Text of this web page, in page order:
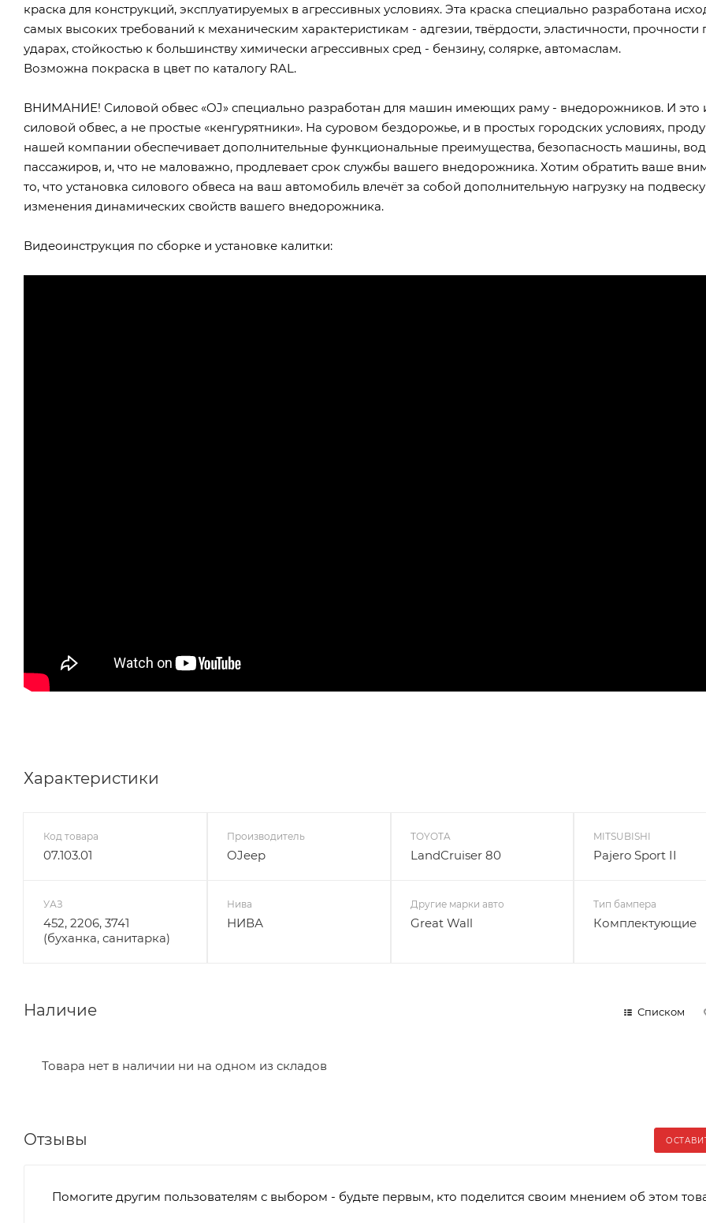
краска для конструкций, эксплуатируемых в агрессивных условиях. Эта краска специально разработана
самых высоких требований к механическим характеристикам - адгезии, твёрдости, эластичности, прочности
ударах, стойкостью к большинству химически агрессивных сред - бензину, солярке, автомаслам.
Возможна покраска в цвет по каталогу RAL.
ВНИМАНИЕ! Силовой обвес «OJ» специально разработан для машин имеющих раму - внедорожников. И это
силовой обвес, а не простые «кенгурятники». На суровом бездорожье, и в простых городских условиях,
нашей компании обеспечивает дополнительные функциональные преимущества, безопасность машины,
пассажиров, и, что не маловажно, продлевает срок службы вашего внедорожника. Хотим обратить ваше
то, что установка силового обвеса на ваш автомобиль влечёт за собой дополнительную нагрузку на
изменения динамических свойств вашего внедорожника.
Видеоинструкция по сборке и установке калитки:
Характеристики
Код товара
07.103.01
Производитель
OJeep
TOYOTA
LandCruiser 80
MITSUBISHI
Pajero Sport II
УАЗ
452, 2206, 3741
(буханка, санитарка)
Нива
НИВА
Другие марки авто
Great Wall
Тип бампера
Комплектующие
Наличие Списком
Товара нет в наличии ни на одном из складов
Отзывы
Помогите другим пользователям с выбором - будьте первым, кто поделится своим мнением об этом